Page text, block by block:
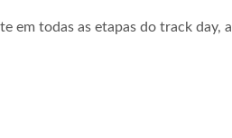
em todas as etapas do track day, a